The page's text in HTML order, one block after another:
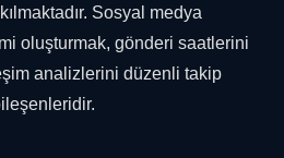
Sosyal medya
oluşturmak, gönderi saatlerini
analizlerini düzenli takip